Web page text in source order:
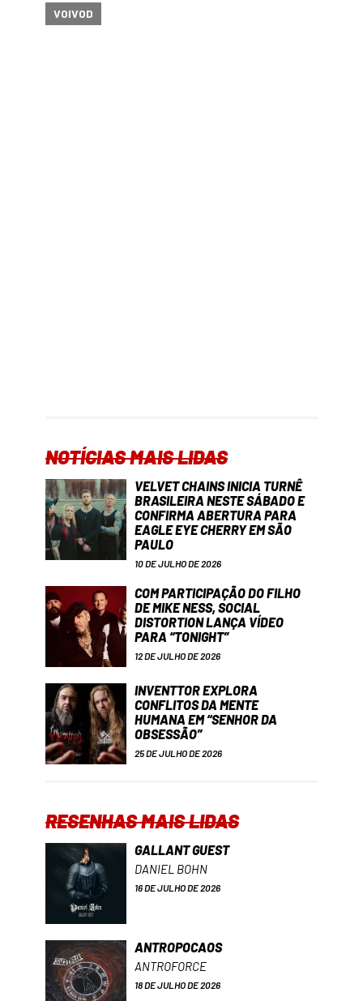
VOIVOD
NOTÍCIAS MAIS LIDAS
VELVET CHAINS INICIA TURNÊ
BRASILEIRA NESTE SÁBADO E
CONFIRMA ABERTURA PARA
EAGLE EYE CHERRY EM SÃO
PAULO
10 DE JULHO DE 2026
COM PARTICIPAÇÃO DO FILHO
DE MIKE NESS, SOCIAL
DISTORTION LANÇA VÍDEO
PARA “TONIGHT”
12 DE JULHO DE 2026
INVENTTOR EXPLORA
CONFLITOS DA MENTE
HUMANA EM “SENHOR DA
OBSESSÃO”
25 DE JULHO DE 2026
RESENHAS MAIS LIDAS
GALLANT GUEST
DANIEL BOHN
16 DE JULHO DE 2026
ANTROPOCAOS
ANTROFORCE
18 DE JULHO DE 2026